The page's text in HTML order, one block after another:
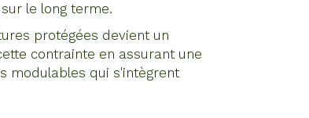
le long terme.
protégées devient un
contrainte en assurant une
modulables qui s'intègrent